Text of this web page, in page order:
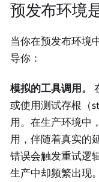
预发布环境
当你在预发布环境
导你：
模拟的工具调用。
或使用测试存根（
用。在生产环境中
用，伴随着真实的
错误会触发重试逻
生产中却频繁出现。